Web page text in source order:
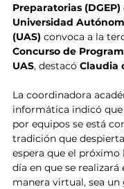
Preparatorias (DGEP)
Universidad
(UAS) convoca a la
Concurso de
UAS, destacó Claudia
La coordinadora
informática indicó
por equipos se está
tradición que
espera que el próximo
día en que se realizará
manera virtual, sea un